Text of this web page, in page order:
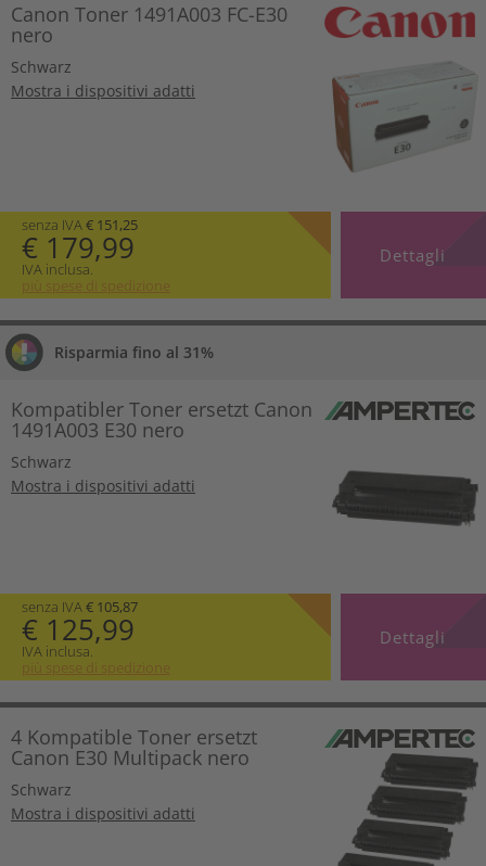
Canon Toner 1491A003 FC-E30
nero
Schwarz
Mostra i dispositivi adatti
senza IVA€ 151,25
€ 179,99
IVA inclusa.
più spese di spedizione
Dettagli
Risparmia fino al 31%
Kompatibler Toner ersetzt Canon
1491A003 E30 nero
Schwarz
Mostra i dispositivi adatti
senza IVA € 105,87
€ 125,99
IVA inclusa.
più spese di spedizione
Dettagli
4 Kompatible Toner ersetzt
Canon E30 Multipack nero
Schwarz
Mostra i dispositivi adatti